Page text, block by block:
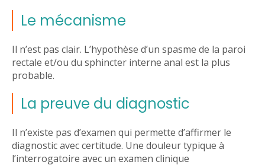
Le mécanisme
Il n’est pas clair. L’hypothèse d’un spasme de la paroi
rectale et/ou du sphincter interne anal est la plus
probable.
La preuve du diagnostic
Il n’existe pas d’examen qui permette d’affirmer le
diagnostic avec certitude. Une douleur typique à
l’interrogatoire avec un examen clinique